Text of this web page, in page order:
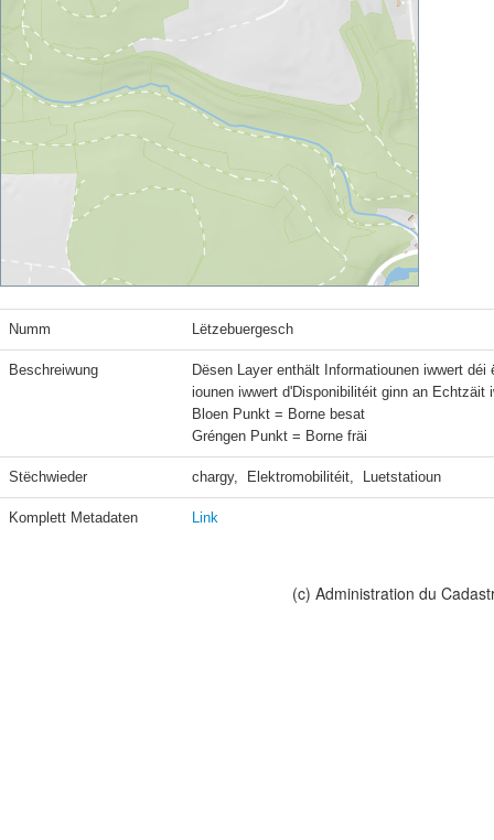
Numm Lëtzebuergesch
Beschreiwung
Dësen Layer enthält Informatiounen iwwert
iounen iwwert d'Disponibilitéit ginn an Echtzäit
Bloen Punkt = Borne besat
Gréngen Punkt = Borne fräi
Stëchwieder chargy,  Elektromobilitéit,  Luetstatioun
Komplett Metadaten Link
(c) Administration du